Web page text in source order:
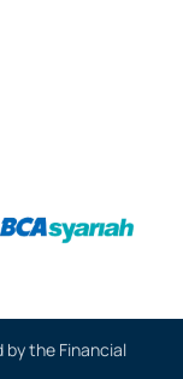
by the Financial